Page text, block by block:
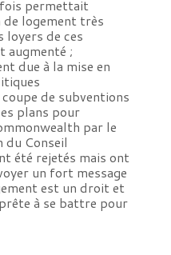
permettait
logement très
loyers de ces
augmenté ;
due à la mise en
de subventions
plans pour
par le
du Conseil
été rejetés mais ont
un fort message
est un droit et
à se battre pour